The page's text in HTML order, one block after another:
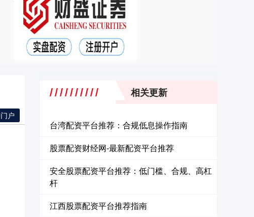
户
相关更新
台湾配资平台推荐：合规低息操作指南
股票配资财经网-最新配资平台推荐
安全股票配资平台推荐：低门槛、合规、高杠
杆
江西股票配资平台推荐指南